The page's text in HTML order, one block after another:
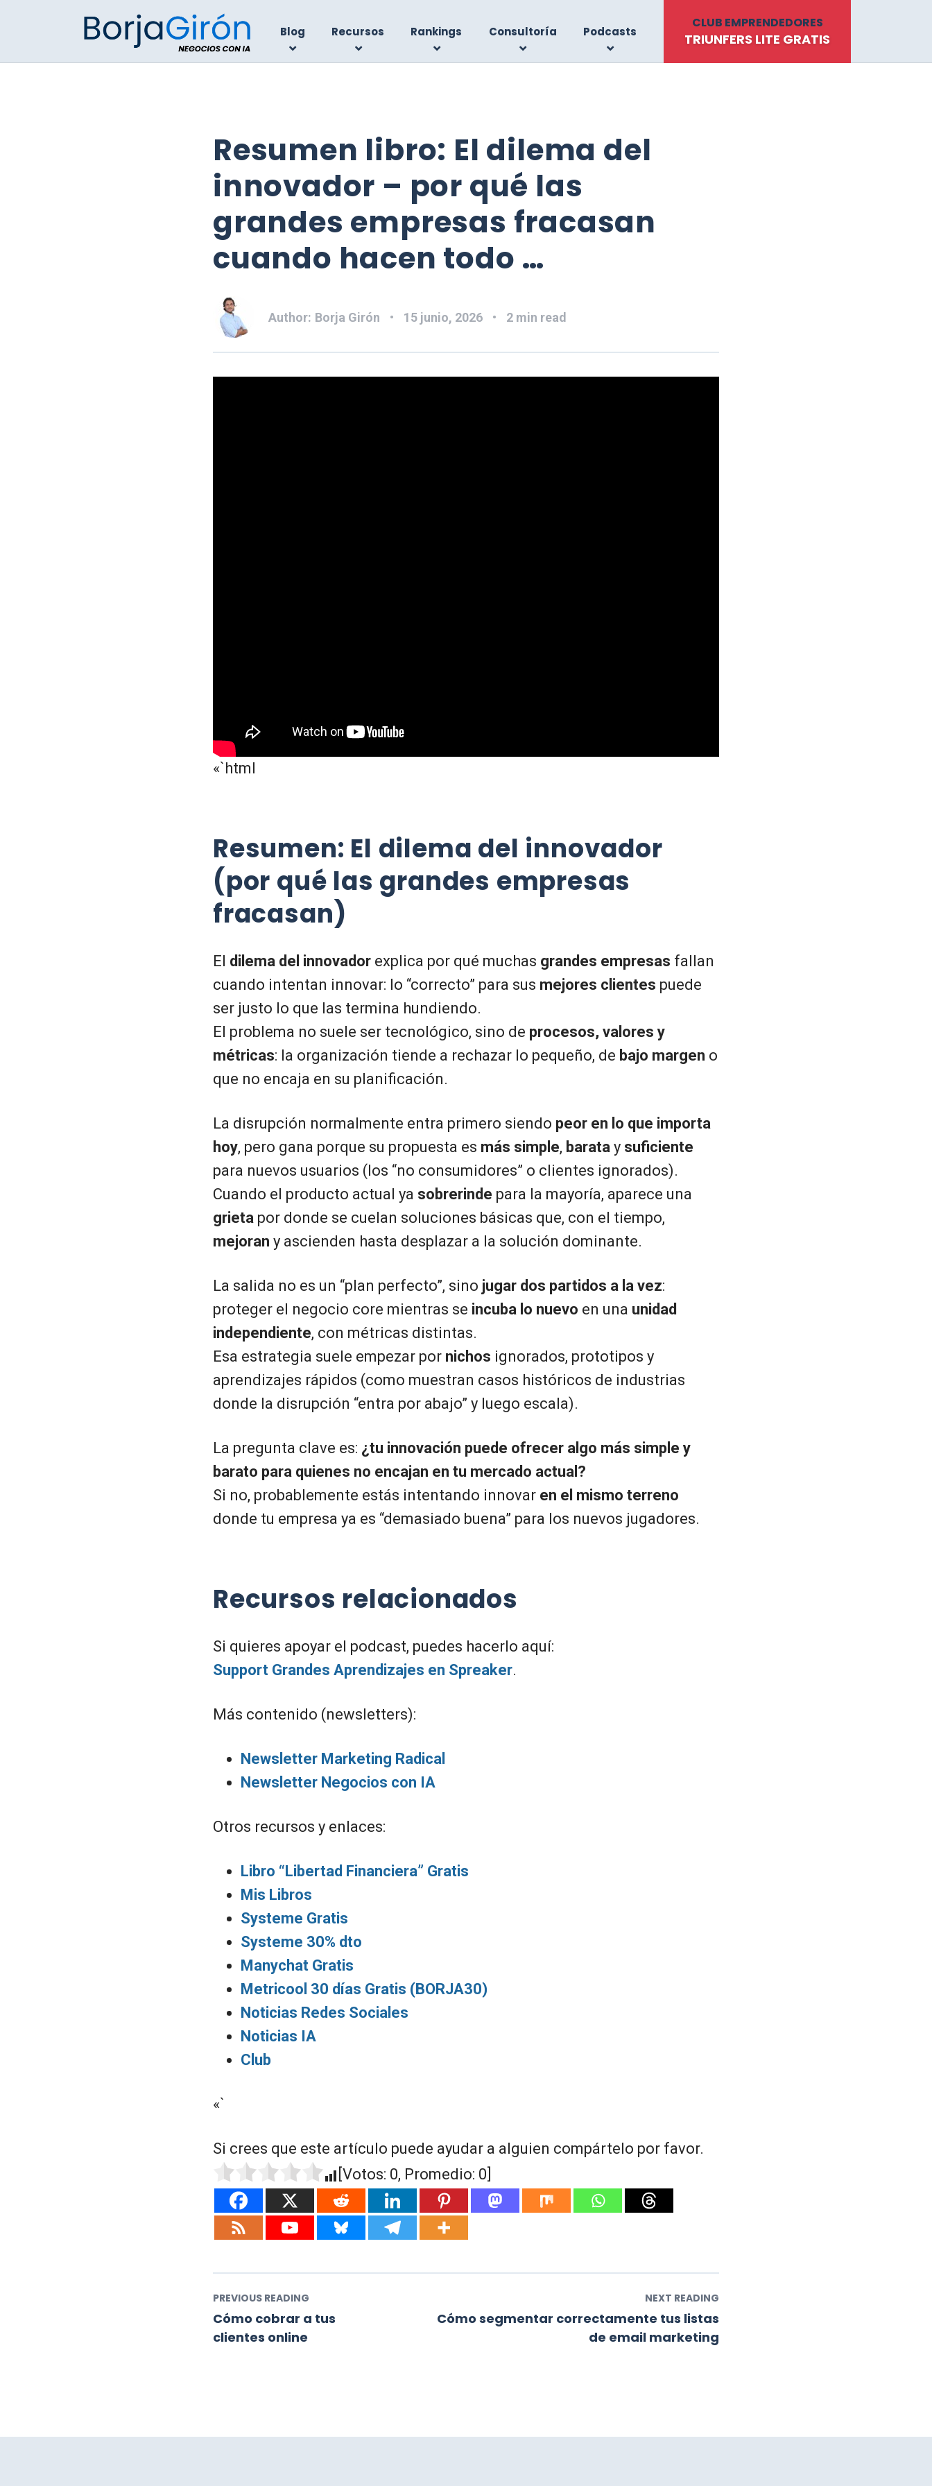
Blog Recursos Rankings Consultoría Podcasts
CLUB EMPRENDEDORES
TRIUNFERS LITE GRATIS
Resumen libro: El dilema del
innovador – por qué las
grandes empresas fracasan
cuando hacen todo …
Author: Borja Girón 15 junio, 2026 2 min read
«`html
Resumen: El dilema del innovador
(por qué las grandes empresas
fracasan)
El dilema del innovador explica por qué muchas grandes empresas fallan
cuando intentan innovar: lo “correcto” para sus mejores clientes puede
ser justo lo que las termina hundiendo.
El problema no suele ser tecnológico, sino de procesos, valores y
métricas: la organización tiende a rechazar lo pequeño, de bajo margen o
que no encaja en su planificación.
La disrupción normalmente entra primero siendo peor en lo que importa
hoy, pero gana porque su propuesta es más simple, barata y suficiente
para nuevos usuarios (los “no consumidores” o clientes ignorados).
Cuando el producto actual ya sobrerinde para la mayoría, aparece una
grieta por donde se cuelan soluciones básicas que, con el tiempo,
mejoran y ascienden hasta desplazar a la solución dominante.
La salida no es un “plan perfecto”, sino jugar dos partidos a la vez:
proteger el negocio core mientras se incuba lo nuevo en una unidad
independiente, con métricas distintas.
Esa estrategia suele empezar por nichos ignorados, prototipos y
aprendizajes rápidos (como muestran casos históricos de industrias
donde la disrupción “entra por abajo” y luego escala).
La pregunta clave es: ¿tu innovación puede ofrecer algo más simple y
barato para quienes no encajan en tu mercado actual?
Si no, probablemente estás intentando innovar en el mismo terreno
donde tu empresa ya es “demasiado buena” para los nuevos jugadores.
Recursos relacionados
Si quieres apoyar el podcast, puedes hacerlo aquí:
Support Grandes Aprendizajes en Spreaker.
Más contenido (newsletters):
Newsletter Marketing Radical
Newsletter Negocios con IA
Otros recursos y enlaces:
Libro “Libertad Financiera” Gratis
Mis Libros
Systeme Gratis
Systeme 30% dto
Manychat Gratis
Metricool 30 días Gratis (BORJA30)
Noticias Redes Sociales
Noticias IA
Club
«`
Si crees que este artículo puede ayudar a alguien compártelo por favor.
[Votos: 0, Promedio: 0
PREVIOUS READING
Cómo cobrar a tus
clientes online
NEXT READING
Cómo segmentar correctamente tus listas
de email marketing